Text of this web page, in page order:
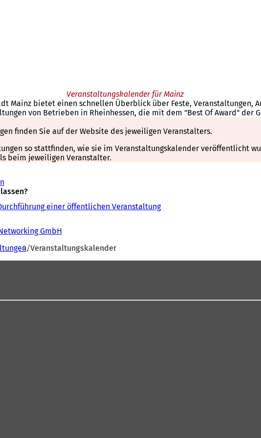
Veranstaltungskalender für Mainz
Mainz bietet einen schnellen Überblick über Feste, Veranstaltungen,
von Betrieben in Rheinhessen, die mit dem "Best Of Award" der
finden Sie auf der Website des jeweiligen Veranstalters.
so stattfinden, wie sie im Veranstaltungskalender veröffentlicht
beim jeweiligen Veranstalter.
einer öffentlichen Veranstaltung
GmbH
Veranstaltungskalender